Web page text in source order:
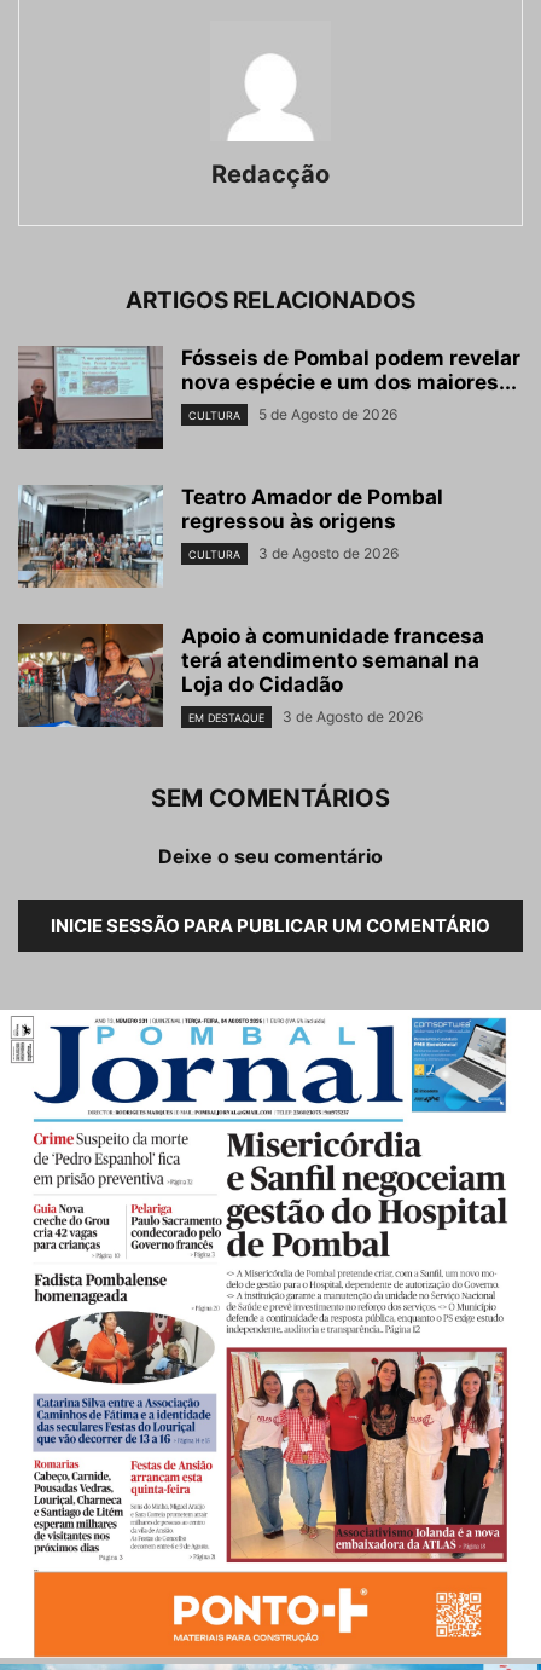
Redacção
ARTIGOS RELACIONADOS
Fósseis de Pombal podem revelar
nova espécie e um dos maiores...
CULTURA 5 de Agosto de 2026
Teatro Amador de Pombal
regressou às origens
CULTURA 3 de Agosto de 2026
Apoio à comunidade francesa
terá atendimento semanal na
Loja do Cidadão
EM DESTAQUE 3 de Agosto de 2026
SEM COMENTÁRIOS
Deixe o seu comentário
INICIE SESSÃO PARA PUBLICAR UM COMENTÁRIO